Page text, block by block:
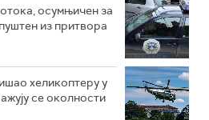
осумњичен за
из притвора
хеликоптеру у
се околности